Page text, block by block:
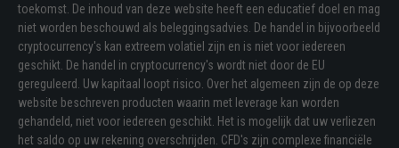
toekomst. De inhoud van deze website heeft een educatief doel en mag
niet worden beschouwd als beleggingsadvies. De handel in bijvoorbeeld
cryptocurrency's kan extreem volatiel zijn en is niet voor iedereen
geschikt. De handel in cryptocurrency's wordt niet door de EU
gereguleerd. Uw kapitaal loopt risico. Over het algemeen zijn de op deze
website beschreven producten waarin met leverage kan worden
gehandeld, niet voor iedereen geschikt. Het is mogelijk dat uw verliezen
het saldo op uw rekening overschrijden. CFD's zijn complexe financiële